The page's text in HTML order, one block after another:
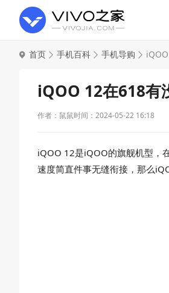
首页 手机百科 手机导购
iQOO 12在618有
作者：鼠鼠时间：2024-05-22 16:18
iQOO 12是iQOO的旗舰机型，
速度简直件事无缝衔接，那么